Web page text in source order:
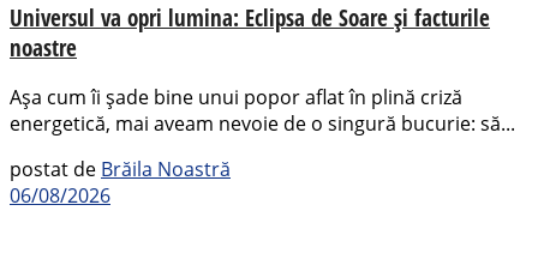
Universul va opri lumina: Eclipsa de Soare și facturile
noastre
Așa cum îi șade bine unui popor aflat în plină criză
energetică, mai aveam nevoie de o singură bucurie: să...
postat de Brăila Noastră
06/08/2026